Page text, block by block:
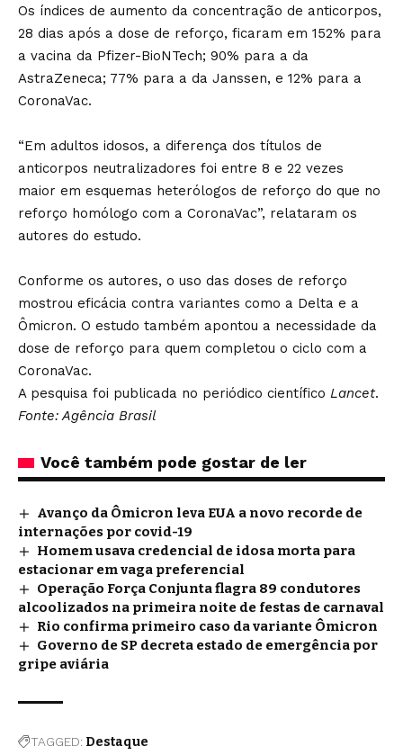
Os índices de aumento da concentração de anticorpos,
28 dias após a dose de reforço, ficaram em 152% para
a vacina da Pfizer-BioNTech; 90% para a da
AstraZeneca; 77% para a da Janssen, e 12% para a
CoronaVac.
“Em adultos idosos, a diferença dos títulos de
anticorpos neutralizadores foi entre 8 e 22 vezes
maior em esquemas heterólogos de reforço do que no
reforço homólogo com a CoronaVac”, relataram os
autores do estudo.
Conforme os autores, o uso das doses de reforço
mostrou eficácia contra variantes como a Delta e a
Ômicron. O estudo também apontou a necessidade da
dose de reforço para quem completou o ciclo com a
CoronaVac.
A pesquisa foi publicada no periódico científico Lancet.
Fonte: Agência Brasil
Você também pode gostar de ler
Avanço da Ômicron leva EUA a novo recorde de
internações por covid-19
Homem usava credencial de idosa morta para
estacionar em vaga preferencial
Operação Força Conjunta flagra 89 condutores
alcoolizados na primeira noite de festas de carnaval
Rio confirma primeiro caso da variante Ômicron
Governo de SP decreta estado de emergência por
gripe aviária
TAGGED: Destaque